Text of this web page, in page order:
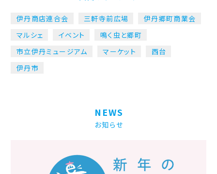
伊丹商店連合会 三軒寺前広場
伊丹郷町商業会
マルシェ
イベント
鳴く虫と郷町
市立伊丹ミュージアム
マーケット
西台
伊丹市
NEWS
お知らせ